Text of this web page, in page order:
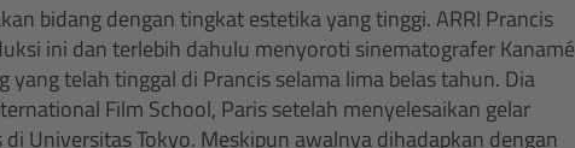
bidang dengan tingkat estetika yang tinggi. ARRI Prancis
ini dan terlebih dahulu menyoroti sinematografer Kanamé
yang telah tinggal di Prancis selama lima belas tahun. Dia
Film School, Paris setelah menyelesaikan gelar
Universitas Tokyo. Meskipun awalnya dihadapkan dengan